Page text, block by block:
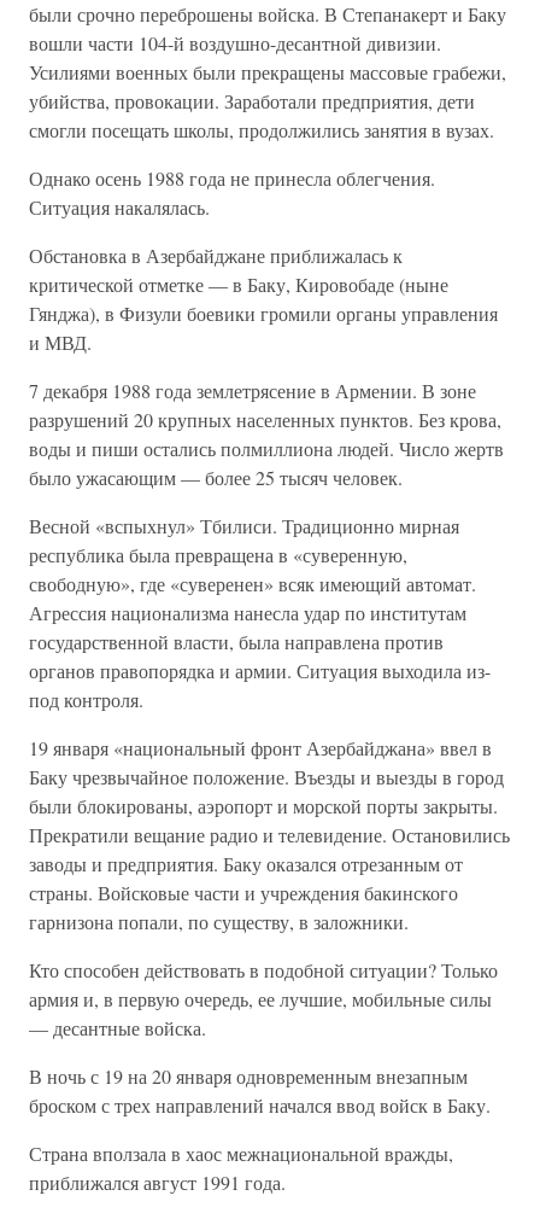
были срочно переброшены войска. В Степанакерт и Баку
вошли части 104-й воздушно-десантной дивизии.
Усилиями военных были прекращены массовые грабежи,
убийства, провокации. Заработали предприятия, дети
смогли посещать школы, продолжились занятия в вузах.
Однако осень 1988 года не принесла облегчения.
Ситуация накалялась.
Обстановка в Азербайджане приближалась к
критической отметке — в Баку, Кировобаде (ныне
Гянджа), в Физули боевики громили органы управления
и МВД.
7 декабря 1988 года землетрясение в Армении. В зоне
разрушений 20 крупных населенных пунктов. Без крова,
воды и пиши остались полмиллиона людей. Число жертв
было ужасающим — более 25 тысяч человек.
Весной «вспыхнул» Тбилиси. Традиционно мирная
республика была превращена в «суверенную,
свободную», где «суверенен» всяк имеющий автомат.
Агрессия национализма нанесла удар по институтам
государственной власти, была направлена против
органов правопорядка и армии. Ситуация выходила из-
под контроля.
19 января «национальный фронт Азербайджана» ввел в
Баку чрезвычайное положение. Въезды и выезды в город
были блокированы, аэропорт и морской порты закрыты.
Прекратили вещание радио и телевидение. Остановились
заводы и предприятия. Баку оказался отрезанным от
страны. Войсковые части и учреждения бакинского
гарнизона попали, по существу, в заложники.
Кто способен действовать в подобной ситуации? Только
армия и, в первую очередь, ее лучшие, мобильные силы
— десантные войска.
В ночь с 19 на 20 января одновременным внезапным
броском с трех направлений начался ввод войск в Баку.
Страна вползала в хаос межнациональной вражды,
приближался август 1991 года.